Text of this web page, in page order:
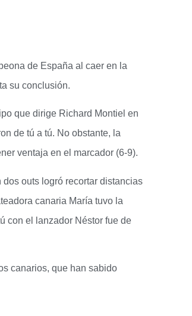
de España al caer en la
su conclusión.
que dirige Richard Montiel en
de tú a tú. No obstante, la
ventaja en el marcador (6-9).
outs logró recortar distancias
canaria María tuvo la
con el lanzador Néstor fue de
canarios, que han sabido